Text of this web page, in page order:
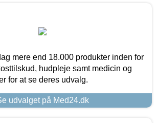
mere end 18.000 produkter inden for
hudpleje samt medicin og
for at se deres udvalg.
udvalget på Med24.dk